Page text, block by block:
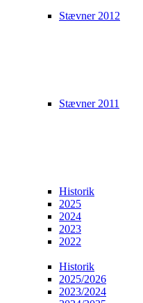
Stævner 2012
Stævner 2011
Historik
2025
2024
2023
2022
Historik
2025/2026
2023/2024